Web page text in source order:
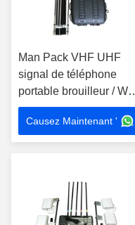
Man Pack VHF UHF
signal de téléphone
portable brouilleur / Wifi
/ GPS L1,130W Max 5
bandes, 1 à 2 heures
Causez Maintenant '